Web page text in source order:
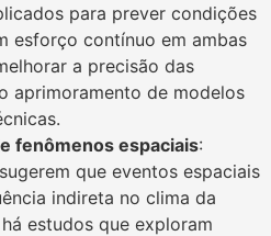
para prever condições
esforço contínuo em ambas
a precisão das
aprimoramento de modelos
fenômenos espaciais:
que eventos espaciais
indireta no clima da
estudos que exploram